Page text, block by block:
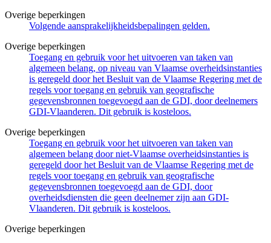
Overige beperkingen
Volgende aansprakelijkheidsbepalingen gelden.
Overige beperkingen
Toegang en gebruik voor het uitvoeren van taken van
algemeen belang, op niveau van Vlaamse overheidsinstanties
is geregeld door het Besluit van de Vlaamse Regering met de
regels voor toegang en gebruik van geografische
gegevensbronnen toegevoegd aan de GDI, door deelnemers
GDI-Vlaanderen. Dit gebruik is kosteloos.
Overige beperkingen
Toegang en gebruik voor het uitvoeren van taken van
algemeen belang door niet-Vlaamse overheidsinstanties is
geregeld door het Besluit van de Vlaamse Regering met de
regels voor toegang en gebruik van geografische
gegevensbronnen toegevoegd aan de GDI, door
overheidsdiensten die geen deelnemer zijn aan GDI-
Vlaanderen. Dit gebruik is kosteloos.
Overige beperkingen